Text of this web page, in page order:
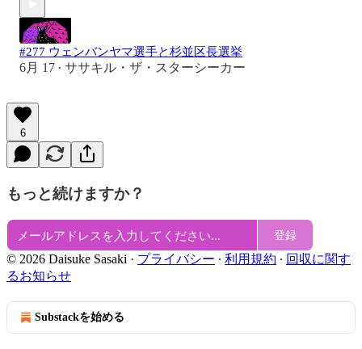
#277 ウェンバンヤマ選手と杉並区長選挙
6月 17 • ササキル・ザ・スターシーカー
6
もっと続けますか？
登録
© 2026 Daisuke Sasaki · プライバシー ∙ 利用規約 ∙ 回収に関す
るお知らせ
Substackを始める